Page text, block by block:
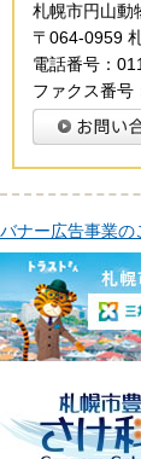
札幌市円山動
〒064-0959
電話番号：
ファクス番
バナー広告事業の